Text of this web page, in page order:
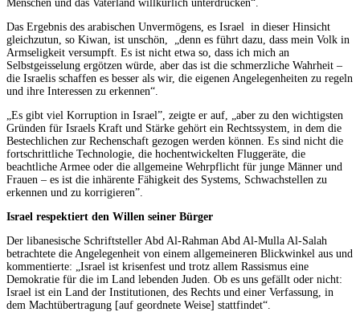
Menschen und das Vaterland willkürlich unterdrücken“.
Das Ergebnis des arabischen Unvermögens, es Israel in dieser Hinsicht
gleichzutun, so Kiwan, ist unschön, „denn es führt dazu, dass mein Volk in
Armseligkeit versumpft. Es ist nicht etwa so, dass ich mich an
Selbstgeisselung ergötzen würde, aber das ist die schmerzliche Wahrheit –
die Israelis schaffen es besser als wir, die eigenen Angelegenheiten zu regeln
und ihre Interessen zu erkennen“.
„Es gibt viel Korruption in Israel”, zeigte er auf, „aber zu den wichtigsten
Gründen für Israels Kraft und Stärke gehört ein Rechtssystem, in dem die
Bestechlichen zur Rechenschaft gezogen werden können. Es sind nicht die
fortschrittliche Technologie, die hochentwickelten Fluggeräte, die
beachtliche Armee oder die allgemeine Wehrpflicht für junge Männer und
Frauen – es ist die inhärente Fähigkeit des Systems, Schwachstellen zu
erkennen und zu korrigieren”.
Israel respektiert den Willen seiner Bürger
Der libanesische Schriftsteller Abd Al-Rahman Abd Al-Mulla Al-Salah
betrachtete die Angelegenheit von einem allgemeineren Blickwinkel aus und
kommentierte: „Israel ist krisenfest und trotz allem Rassismus eine
Demokratie für die im Land lebenden Juden. Ob es uns gefällt oder nicht:
Israel ist ein Land der Institutionen, des Rechts und einer Verfassung, in
dem Machtübertragung [auf geordnete Weise] stattfindet“.